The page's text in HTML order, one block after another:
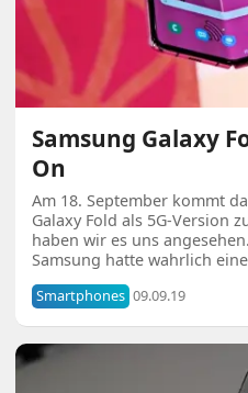
Samsung Galaxy
On
Am 18. September kommt
Galaxy Fold als 5G-Version
haben wir es uns
Samsung hatte wahrlich
Smartphones 09.09.19